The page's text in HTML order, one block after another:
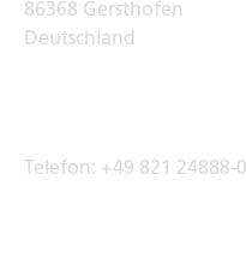
86368 Gersthofen
Deutschland
Telefon: +49 821 24888-0